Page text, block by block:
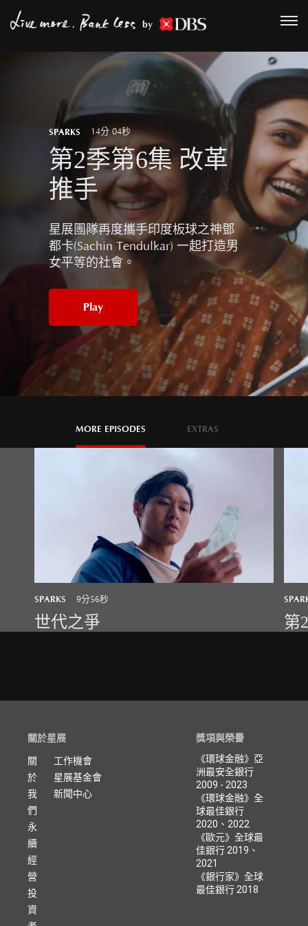
by
SPARKS 14分 04秒
第2季第6集 改革
推手
星展團隊再度攜手印度板球之神鄧
都卡(Sachin Tendulkar) 一起打造男
女平等的社會。
Play
MORE EPISODES EXTRAS
SPARKS 9分56秒
世代之爭 第
關於星展
關
於
我
們
永
續
經
營
投
資
工作機會
星展基金會
新聞中心
獎項與榮譽
《環球金融》亞
洲最安全銀行
2009 - 2023
《環球金融》全
球最佳銀行
2020、2022
《歐元》全球最
佳銀行 2019、
2021
《銀行家》全球
最佳銀行 2018